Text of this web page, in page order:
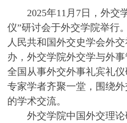
2025年11月7日，外交
仪”研讨会于外交学院举行
人民共和国外交史学会外
办，外交学院外交学与外
全国从事外交外事礼宾礼仪
专家学者齐聚一堂，围绕外
的学术交流。
外交学院中国外交理